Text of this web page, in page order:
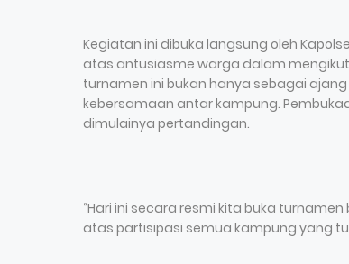
Kegiatan ini dibuka langsung oleh
atas antusiasme warga dalam
turnamen ini bukan hanya sebagai
kebersamaan antar kampung.
dimulainya pertandingan.
“Hari ini secara resmi kita buka
atas partisipasi semua kampung yang